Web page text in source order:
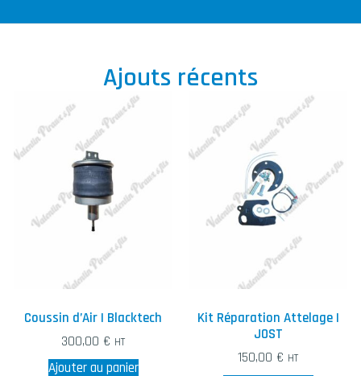
Ajouts récents
Coussin d’Air | Blacktech
300,00 € HT
Ajouter au panier
Kit Réparation Attelage |
JOST
150,00 € HT